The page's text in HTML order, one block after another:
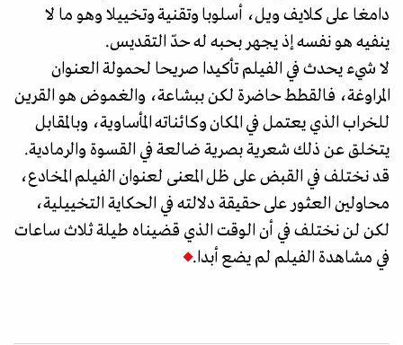
دامغا على كلايف ويل، أسلوبا وتقنية وتخييلا وهو ما لا
ينفيه هو نفسه إذ يجهر بحبه له حدّ التقديس.
لا شيء يحدث في الفيلم تأكيدا صريحا لحمولة العنوان
المراوغة، فالقطط حاضرة لكن ببشاعة، والغموض هو القرين
للخراب الذي يعتمل في المكان وكائناته المأساوية، وبالمقابل
يتخلق عن ذلك شعرية بصرية ضالعة في القسوة والرمادية.
قد نختلف في القبض على ظل المعنى لعنوان الفيلم المخادع،
محاولين العثور على حقيقة دلالته في الحكاية التخييلية،
لكن لن نختلف في أن الوقت الذي قضيناه طيلة ثلاث ساعات
في مشاهدة الفيلم لم يضع أبدا.